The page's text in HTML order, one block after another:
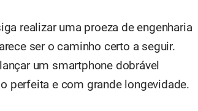
realizar uma proeza de engenharia
ser o caminho certo a seguir.
um smartphone dobrável
perfeita e com grande longevidade.